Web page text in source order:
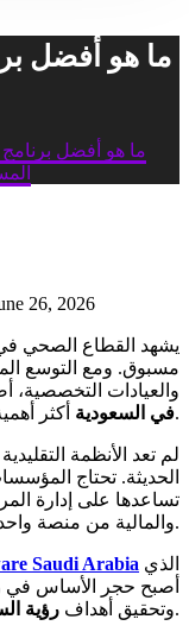
ما هو أفضل
ما هو أفضل برنامج
26, 2026
يشهد القطاع الصحي في
مسبوق. ومع التوسع
والعيادات التخصصية،
في السعوديةأكثر أهمية من أي وقت مضى.
لم تعد الأنظمة
الحديثة. تحتاج
تساعدها على إدارة
والمالية من منصة واحدة.
Saudi Arabia
أصبح حجر الأساس في
وتحقيق أهداف رؤية .